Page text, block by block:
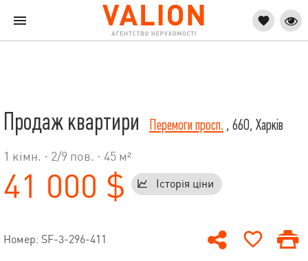
Продаж квартири Перемоги просп. , 66О, Харків
1 кімн. · 2/9 пов. · 45 м²
41 000 $ Історія ціни
Номер: SF-3-296-411